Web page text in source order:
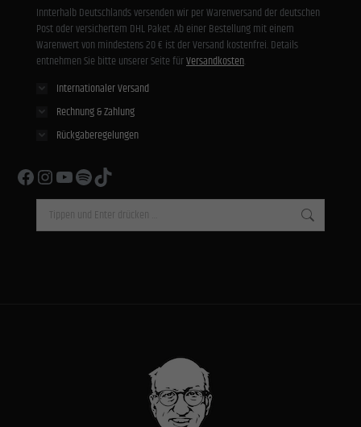
Innterhalb Deutschlands versenden wir per Warenversand der deutschen
Post oder versichertem DHL Paket. Ab einer Bestellung mit einem
Warenwert von mindestens 20 € ist der Versand kostenfrei. Details
entnehmen Sie bitte unserer Seite fürVersandkosten.
Internationaler Versand
Rechnung & Zahlung
Rückgaberegelungen
Facebook
Instagram
YouTube
Spotify
TikTok